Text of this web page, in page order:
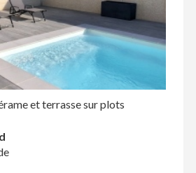
et terrasse sur plots